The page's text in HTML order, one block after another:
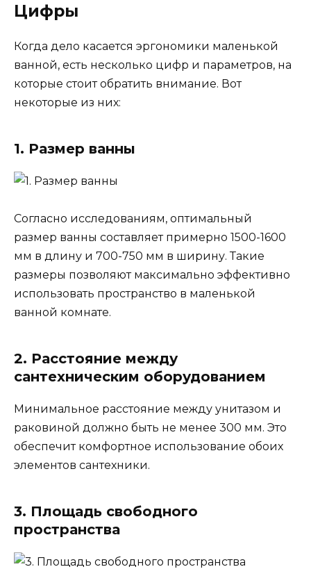
Цифры
Когда дело касается эргономики маленькой
ванной, есть несколько цифр и параметров, на
которые стоит обратить внимание. Вот
некоторые из них:
1. Размер ванны
Согласно исследованиям, оптимальный
размер ванны составляет примерно 1500-1600
мм в длину и 700-750 мм в ширину. Такие
размеры позволяют максимально эффективно
использовать пространство в маленькой
ванной комнате.
2. Расстояние между
сантехническим оборудованием
Минимальное расстояние между унитазом и
раковиной должно быть не менее 300 мм. Это
обеспечит комфортное использование обоих
элементов сантехники.
3. Площадь свободного
пространства